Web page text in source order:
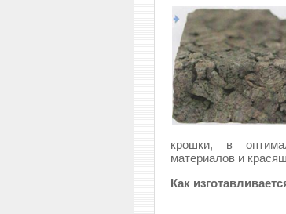
крошки, в
материалов и
Как